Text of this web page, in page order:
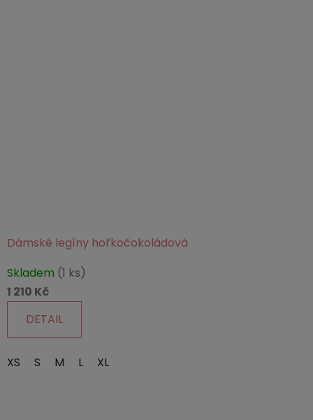
Dámské legíny hořkočokoládová
hodnocení
produktu
5,0
z
Skladem (1 ks)
1 210 Kč
DETAIL
XS S M L XL